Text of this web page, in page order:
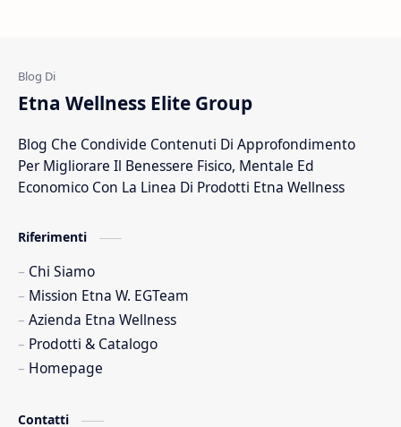
Estratto Di Ulivo Fibre Naturali
Fico D India Integratore Foglie Di Olivo
Integratore Per Il Sonno Integratori Alimentari
Etna Wellness Elite Group
Blog Che Condivide Contenuti Di Approfondimento
Per Migliorare Il Benessere Fisico, Mentale Ed
Economico Con La Linea Di Prodotti Etna Wellness
Riferimenti
Chi Siamo
Mission Etna W. EGTeam
Azienda Etna Wellness
Prodotti & Catalogo
Homepage
Contatti